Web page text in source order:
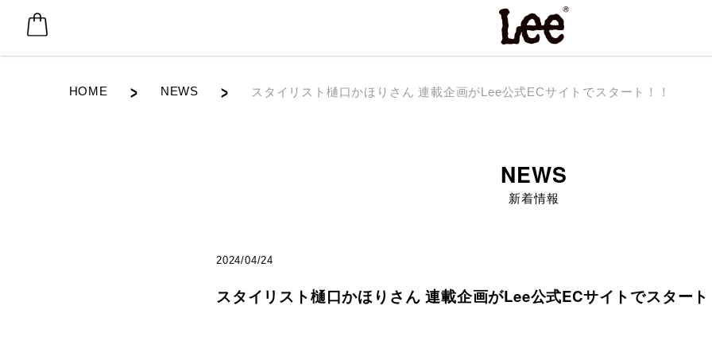
HOME NEWS スタイリスト樋口かほりさん 連載企画がLee公式ECサイトでスタート！！
NEWS
新着情報
2024/04/24
スタイリスト樋口かほりさん 連載企画がLee公式ECサイトでスター